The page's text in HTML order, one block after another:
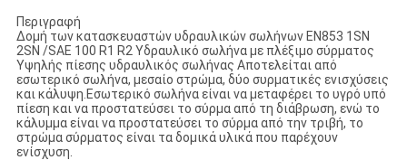
Περιγραφή
Δομή των κατασκευαστών υδραυλικών σωλήνων EN853 1SN
2SN /SAE 100 R1 R2 Υδραυλικό σωλήνα με πλέξιμο σύρματος
Υψηλής πίεσης υδραυλικός σωλήνας Αποτελείται από
εσωτερικό σωλήνα, μεσαίο στρώμα, δύο συρματικές ενισχύσεις
και κάλυψη.Εσωτερικό σωλήνα είναι να μεταφέρει το υγρό υπό
πίεση και να προστατεύσει το σύρμα από τη διάβρωση, ενώ το
κάλυμμα είναι να προστατεύσει το σύρμα από την τριβή, το
στρώμα σύρματος είναι τα δομικά υλικά που παρέχουν
ενίσχυση.